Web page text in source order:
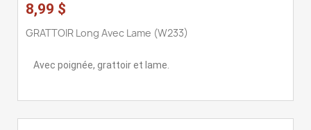
8,99 $
GRATTOIR Long Avec Lame (W233)
Avec poignée, grattoir et lame.